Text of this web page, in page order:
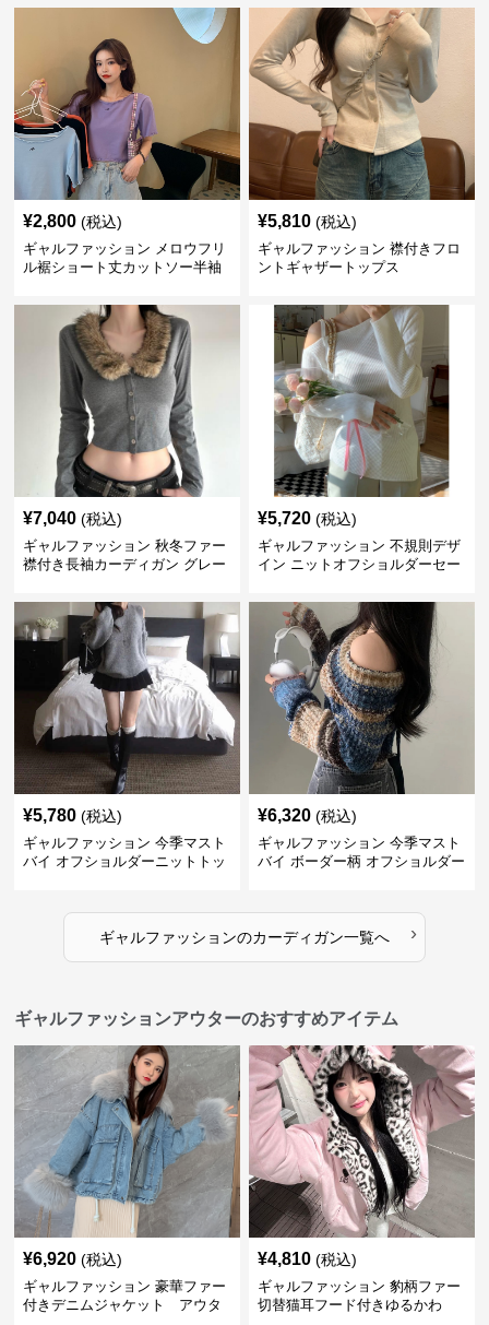
¥2,800 (税込)
ギャルファッション メロウフリ
ル裾ショート丈カットソー半袖
¥5,810 (税込)
ギャルファッション 襟付きフロ
ントギャザートップス
¥7,040 (税込)
ギャルファッション 秋冬ファー
襟付き長袖カーディガン グレー
¥5,720 (税込)
ギャルファッション 不規則デザ
イン ニットオフショルダーセー
¥5,780 (税込)
ギャルファッション 今季マスト
バイ オフショルダーニットトッ
¥6,320 (税込)
ギャルファッション 今季マスト
バイ ボーダー柄 オフショルダー
ギャルファッションのカーディガン一覧へ ›
ギャルファッションアウターのおすすめアイテム
¥6,920 (税込)
ギャルファッション 豪華ファー
付きデニムジャケット アウタ
¥4,810 (税込)
ギャルファッション 豹柄ファー
切替猫耳フード付きゆるかわ